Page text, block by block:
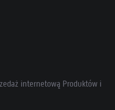
internetową Produktów i